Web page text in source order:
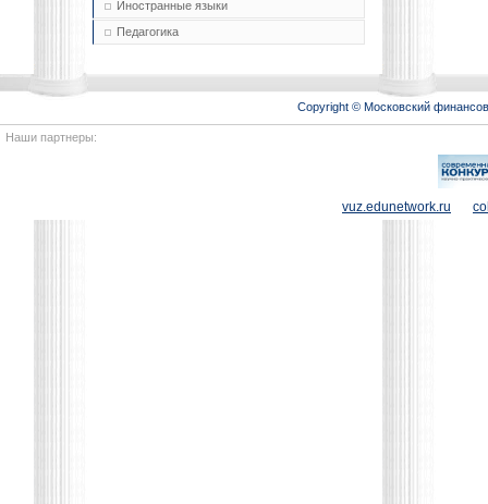
Иностранные языки
Педагогика
Copyright © Московский
Наши партнеры:
vuz.edunetwork.ru